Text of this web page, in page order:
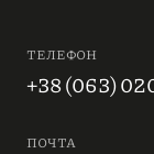
ТЕЛЕФОН
+38 (063)
ПОЧТА